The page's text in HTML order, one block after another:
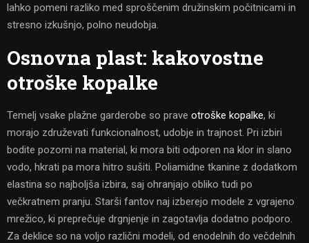
lahko pomeni razliko med sproščenim družinskim počitnicami in
stresno izkušnjo, polno neudobja.
Osnovna plast: kakovostne
otroške kopalke
Temelj vsake plažne garderobe so prave otroške kopalke, ki
morajo združevati funkcionalnost, udobje in trajnost. Pri izbiri
bodite pozorni na material, ki mora biti odporen na klor in slano
vodo, hkrati pa mora hitro sušiti. Poliamidne tkanine z dodatkom
elastina so najboljša izbira, saj ohranjajo obliko tudi po
večkratnem pranju. Starši fantov naj izberejo modele z vgrajeno
mrežico, ki preprečuje drgnjenje in zagotavlja dodatno podporo.
Za deklice so na voljo različni modeli, od enodelnih do večdelnih